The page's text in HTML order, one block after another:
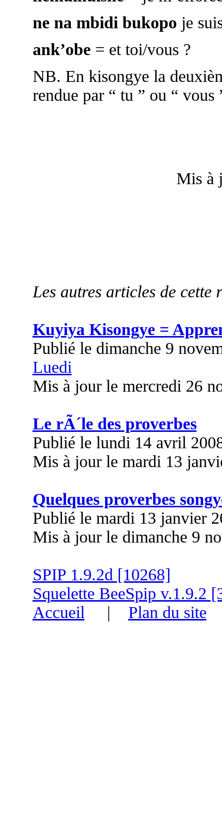
ne na mbidi bukopo je
ank’obe= et toi/vous ?
NB. En kisongye la
rendue par “ tu ” ou “ vous
Mis à
Les autres articles de cette
Kuyiya Kisongye =
Publié le dimanche 9
Luedi
Mis à jour le mercredi 26
Le rÃ´le des proverbes
Publié le lundi 14 avril
Mis à jour le mardi 13
Quelques proverbes
Publié le mardi 13 janvier
Mis à jour le dimanche 9
SPIP 1.9.2d [10268]
Squelette BeeSpip v.1.9.2
Accueil| Plan du site